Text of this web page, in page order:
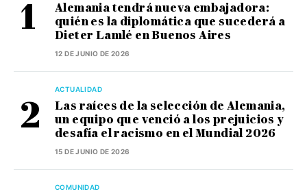
Alemania tendrá nueva embajadora:
quién es la diplomática que sucederá a
Dieter Lamlé en Buenos Aires
12 DE JUNIO DE 2026
ACTUALIDAD
Las raíces de la selección de Alemania,
un equipo que venció a los prejuicios y
desafía el racismo en el Mundial 2026
15 DE JUNIO DE 2026
COMUNIDAD